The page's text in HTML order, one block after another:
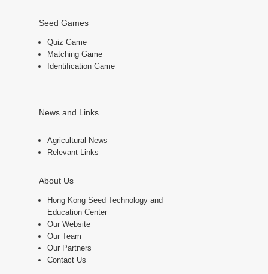
Seed Games
Quiz Game
Matching Game
Identification Game
News and Links
Agricultural News
Relevant Links
About Us
Hong Kong Seed Technology and
Education Center
Our Website
Our Team
Our Partners
Contact Us